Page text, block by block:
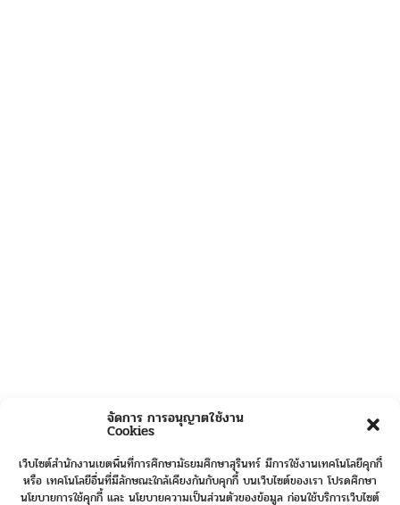
จัดการ การอนุญาตใช้งาน
Cookies
เว็บไซต์สำนักงานเขตพื้นที่การศึกษามัธยมศึกษาสุรินทร์ มีการใช้งานเทคโนโลยีคุกกี้
หรือ เทคโนโลยีอื่นที่มีลักษณะใกล้เคียงกันกับคุกกี้ บนเว็บไซต์ของเรา โปรดศึกษา
นโยบายการใช้คุกกี้ และ นโยบายความเป็นส่วนตัวของข้อมูล ก่อนใช้บริการเว็บไซต์